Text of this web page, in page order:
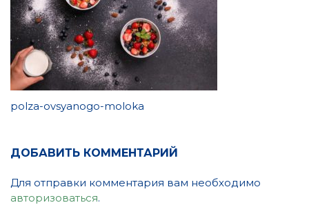
polza-ovsyanogo-moloka
ДОБАВИТЬ КОММЕНТАРИЙ
Для отправки комментария вам необходимо
авторизоваться.